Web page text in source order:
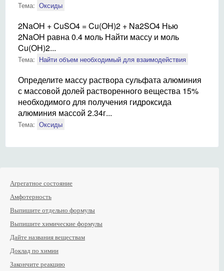
Тема: Оксиды
2NaOH + CuSO4 = Cu(OH)2 + Na2SO4 Нью
2NaOH равна 0.4 моль Найти массу и моль
Cu(OH)2...
Тема: Найти объем необходимый для взаимодействия
Определите массу раствора сульфата алюминия
с массовой долей растворенного вещества 15%
необходимого для получения гидроксида
алюминия массой 2.34г...
Тема: Оксиды
Агрегатное состояние
Амфотерность
Выпишите отдельно формулы
Выпишите химические формулы
Дайте названия веществам
Доклад по химии
Закончите реакцию